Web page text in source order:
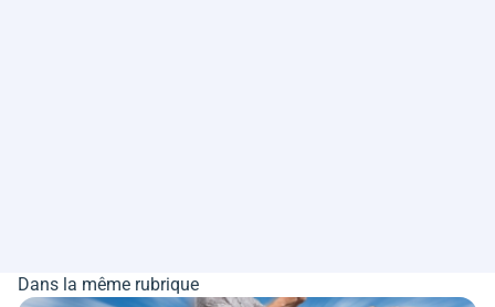
Dans la même rubrique